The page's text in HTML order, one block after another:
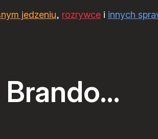
jedzeniu, rozrywcei innych
Brando…